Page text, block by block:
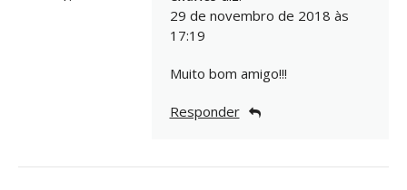
29 de novembro de 2018 às
17:19
Muito bom amigo!!!
Responder